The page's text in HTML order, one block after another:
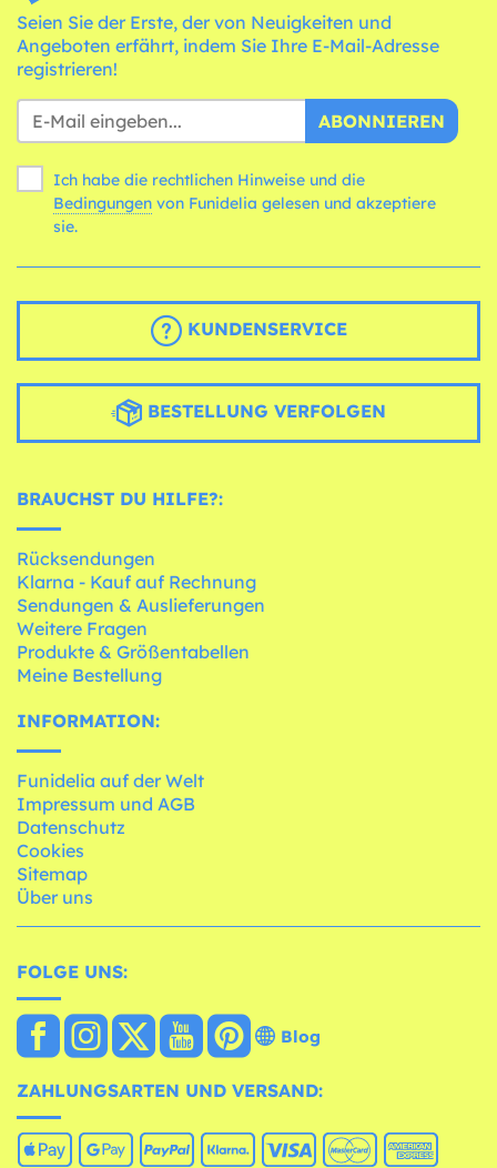
Seien Sie der Erste, der von Neuigkeiten und
Angeboten erfährt, indem Sie Ihre E-Mail-Adresse
registrieren!
ABONNIEREN
Ich habe die rechtlichen Hinweise und die
Bedingungen
sie.
KUNDENSERVICE
BESTELLUNG VERFOLGEN
BRAUCHST DU HILFE?:
Rücksendungen
Klarna - Kauf auf Rechnung
Sendungen & Auslieferungen
Weitere Fragen
Produkte & Größentabellen
Meine Bestellung
INFORMATION:
Funidelia auf der Welt
Impressum und AGB
Datenschutz
Cookies
Sitemap
Über uns
FOLGE UNS:
Blog
ZAHLUNGSARTEN UND VERSAND: